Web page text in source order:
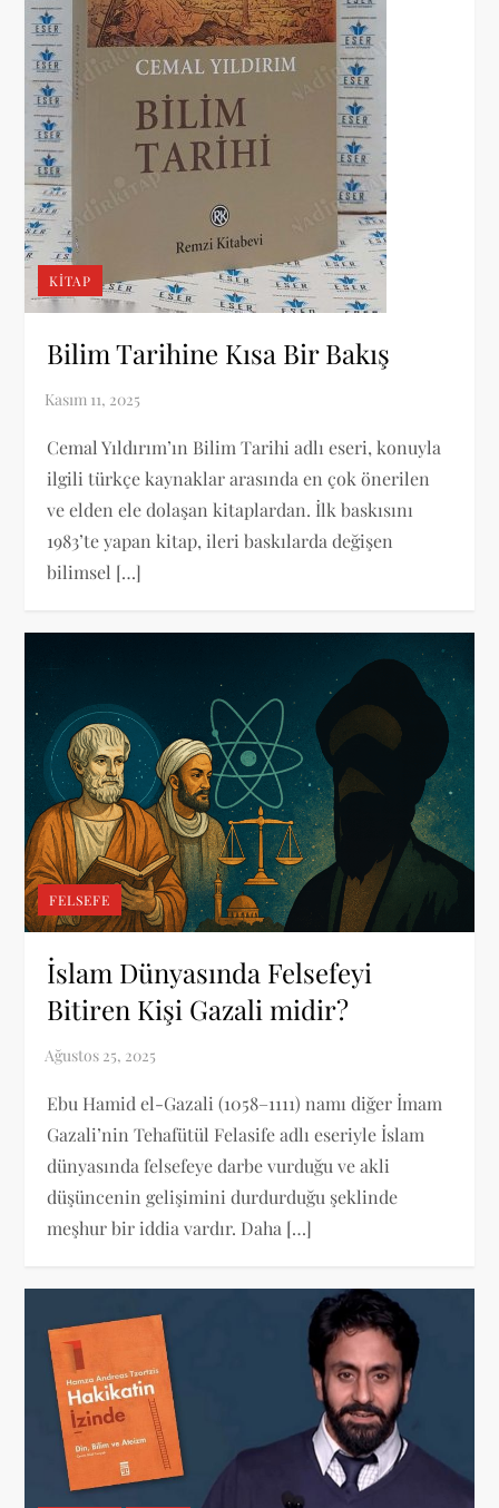
KITAP
Bilim Tarihine Kısa Bir Bakış
Cemal Yıldırım’ın Bilim Tarihi adlı eseri, konuyla
ilgili türkçe kaynaklar arasında en çok önerilen
ve elden ele dolaşan kitaplardan. İlk baskısını
1983’te yapan kitap, ileri baskılarda değişen
bilimsel […]
FELSEFE
İslam Dünyasında Felsefeyi
Bitiren Kişi Gazali midir?
Ebu Hamid el-Gazali (1058–1111) namı diğer İmam
Gazali’nin Tehafütül Felasife adlı eseriyle İslam
dünyasında felsefeye darbe vurduğu ve akli
düşüncenin gelişimini durdurduğu şeklinde
meşhur bir iddia vardır. Daha […]